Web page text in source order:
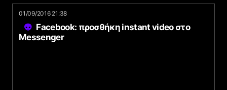
01/09/2016 21:38
Facebook: προσθήκη instant video στο
Messenger